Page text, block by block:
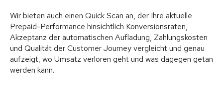
Wir bieten auch einen Quick Scan an, der Ihre aktuelle
Prepaid-Performance hinsichtlich Konversionsraten,
Akzeptanz der automatischen Aufladung, Zahlungskosten
und Qualität der Customer Journey vergleicht und genau
aufzeigt, wo Umsatz verloren geht und was dagegen getan
werden kann.